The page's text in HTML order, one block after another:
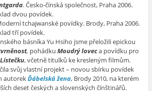
. Česko-čínská společnost, Praha 2006.
dvou povídek.
tchajwanské povídky. Brody, Praha 2006.
tří povídek.
básníka Yu Hsiho jsme přeložili epickou
, pohádkuMoudrý loveca povídku pro
, včetně titulků ke kresleným filmům.
svůj vlastní projekt – novou sbírku povídek
autorekĎábelská žena, Brody 2010, na kterém
deset českých a slovenských čínštinářů.